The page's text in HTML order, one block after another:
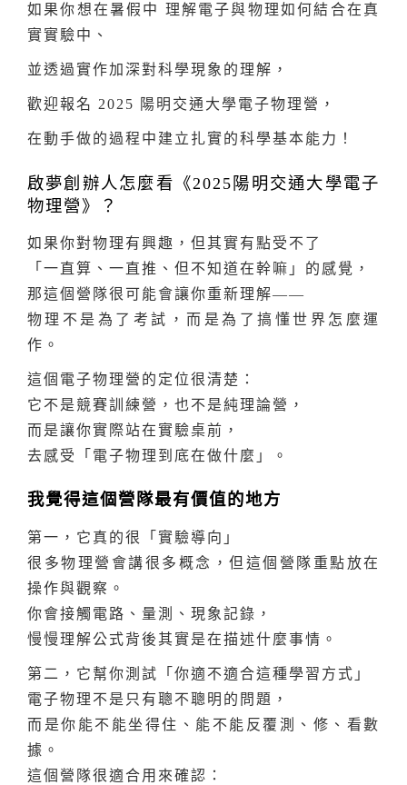
如果你想在暑假中 理解電子與物理如何結合在真
實實驗中、
並透過實作加深對科學現象的理解，
歡迎報名 2025 陽明交通大學電子物理營，
在動手做的過程中建立扎實的科學基本能力！
啟夢創辦人怎麼看《2025陽明交通大學電子
物理營》？
如果你對物理有興趣，但其實有點受不了
「一直算、一直推、但不知道在幹嘛」的感覺，
那這個營隊很可能會讓你重新理解——
物理不是為了考試，而是為了搞懂世界怎麼運
作。
這個電子物理營的定位很清楚：
它不是競賽訓練營，也不是純理論營，
而是讓你實際站在實驗桌前，
去感受「電子物理到底在做什麼」。
我覺得這個營隊最有價值的地方
第一，它真的很「實驗導向」
很多物理營會講很多概念，但這個營隊重點放在
操作與觀察。
你會接觸電路、量測、現象記錄，
慢慢理解公式背後其實是在描述什麼事情。
第二，它幫你測試「你適不適合這種學習方式」
電子物理不是只有聰不聰明的問題，
而是你能不能坐得住、能不能反覆測、修、看數
據。
這個營隊很適合用來確認：